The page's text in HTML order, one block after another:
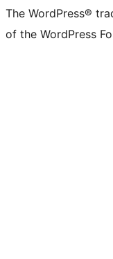
The WordPress®
of the WordPress